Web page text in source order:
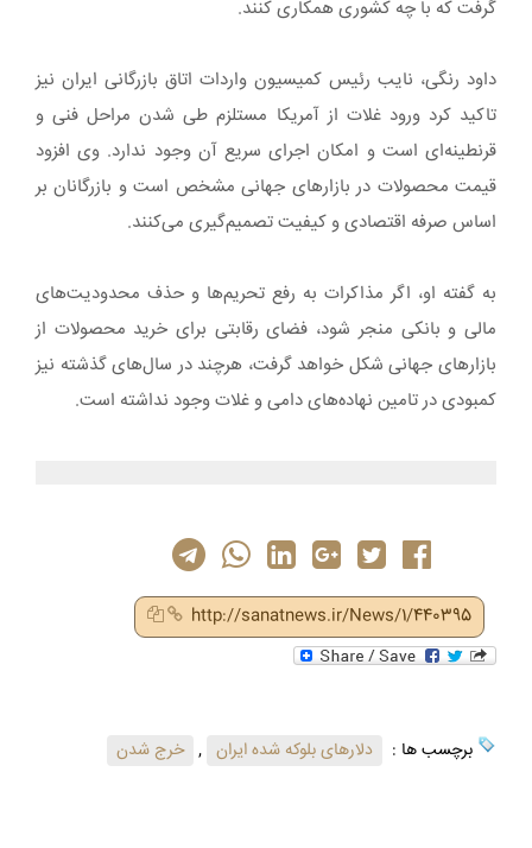
گرفت که با چه کشوری همکاری کنند.
داود رنگی، نایب رئیس کمیسیون واردات اتاق بازرگانی ایران نیز
تاکید کرد ورود غلات از آمریکا مستلزم طی شدن مراحل فنی و
قرنطینه‌ای است و امکان اجرای سریع آن وجود ندارد. وی افزود
قیمت محصولات در بازارهای جهانی مشخص است و بازرگانان بر
اساس صرفه اقتصادی و کیفیت تصمیم‌گیری می‌کنند.
به گفته او، اگر مذاکرات به رفع تحریم‌ها و حذف محدودیت‌های
مالی و بانکی منجر شود، فضای رقابتی برای خرید محصولات از
بازارهای جهانی شکل خواهد گرفت، هرچند در سال‌های گذشته نیز
کمبودی در تامین نهاده‌های دامی و غلات وجود نداشته است.
http://sanatnews.ir/News/1/440395
برچسب ها : دلارهای بلوکه شده ایران , خرج شدن